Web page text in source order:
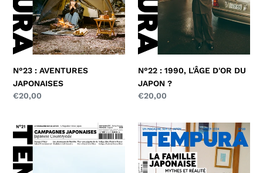
N°23 : AVENTURES
JAPONAISES
Prix
€20,00
?
N°22 : 1990, L'ÂGE D'OR DU
JAPON ?
Prix
€20,00
N°21
:
CAMPAGNES
JAPONAISES
N°20
:
FAMILLE